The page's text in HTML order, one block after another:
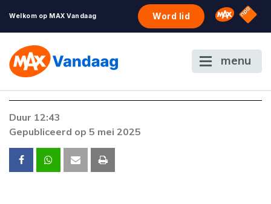
Welkom op MAX Vandaag Word lid Omroep
NPO
menu
Er is een licentie-fout opgetreden. Als het
contact op met onze klantenservice.
Duur 12:43
Gepubliceerd op 5 mei 2025